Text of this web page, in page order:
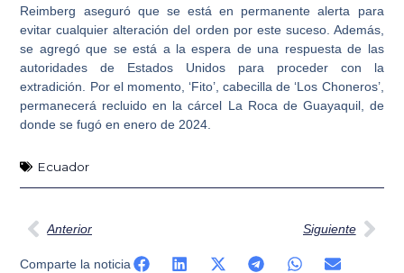
Reimberg aseguró que se está en permanente alerta para
evitar cualquier alteración del orden por este suceso. Además,
se agregó que se está a la espera de una respuesta de las
autoridades de Estados Unidos para proceder con la
extradición. Por el momento, ‘Fito’, cabecilla de ‘Los Choneros’,
permanecerá recluido en la cárcel La Roca de Guayaquil, de
donde se fugó en enero de 2024.
Ecuador
Ant
Anterior Siguiente
Comparte la noticia